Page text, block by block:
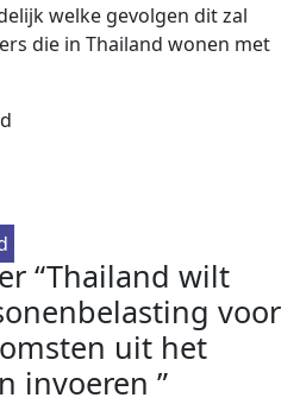
welke gevolgen dit zal
die in Thailand wonen met
“Thailand wilt
voor
uit het
invoeren ”